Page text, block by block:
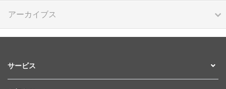
アーカイブス
サービス